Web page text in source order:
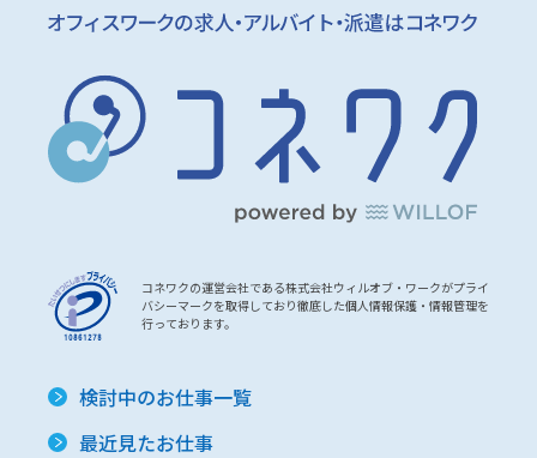
コネワクの運営会社である株式会社ウィルオブ・ワークがプライ
バシーマークを取得しており徹底した個人情報保護・情報管理を
行っております。
検討中のお仕事一覧
最近見たお仕事